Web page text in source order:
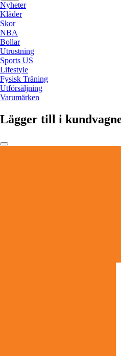
Nyheter
Kläder
Skor
NBA
Bollar
Utrustning
Sports US
Lifestyle
Fysisk Träning
Utförsäljning
Varumärken
Lägger till i